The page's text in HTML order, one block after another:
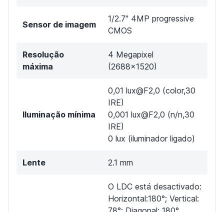
Sensor de imagem
1/2.7" 4MP progressive
CMOS
Resolução
máxima
4 Megapixel
(2688x1520)
Iluminação mínima
0,01 lux@F2,0 (color,30
IRE)
0,001 lux@F2,0 (n/n,30
IRE)
0 lux (iluminador ligado)
Lente 2.1 mm
O LDC está desactivado:
Horizontal:180°; Vertical: